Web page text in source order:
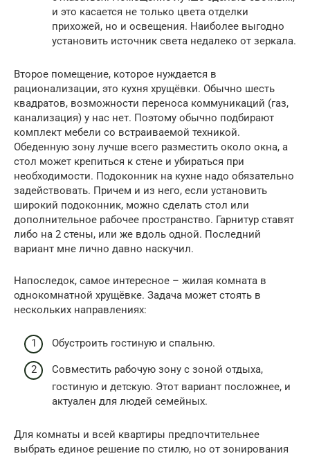
и это касается не только цвета отделки
прихожей, но и освещения. Наиболее выгодно
установить источник света недалеко от зеркала.
Второе помещение, которое нуждается в
рационализации, это кухня хрущёвки. Обычно шесть
квадратов, возможности переноса коммуникаций (газ,
канализация) у нас нет. Поэтому обычно подбирают
комплект мебели со встраиваемой техникой.
Обеденную зону лучше всего разместить около окна, а
стол может крепиться к стене и убираться при
необходимости. Подоконник на кухне надо обязательно
задействовать. Причем и из него, если установить
широкий подоконник, можно сделать стол или
дополнительное рабочее пространство. Гарнитур ставят
либо на 2 стены, или же вдоль одной. Последний
вариант мне лично давно наскучил.
Напоследок, самое интересное – жилая комната в
однокомнатной хрущёвке. Задача может стоять в
нескольких направлениях:
Обустроить гостиную и спальню.
Совместить рабочую зону с зоной отдыха,
гостиную и детскую. Этот вариант посложнее, и
актуален для людей семейных.
Для комнаты и всей квартиры предпочтительнее
выбрать единое решение по стилю, но от зонирования